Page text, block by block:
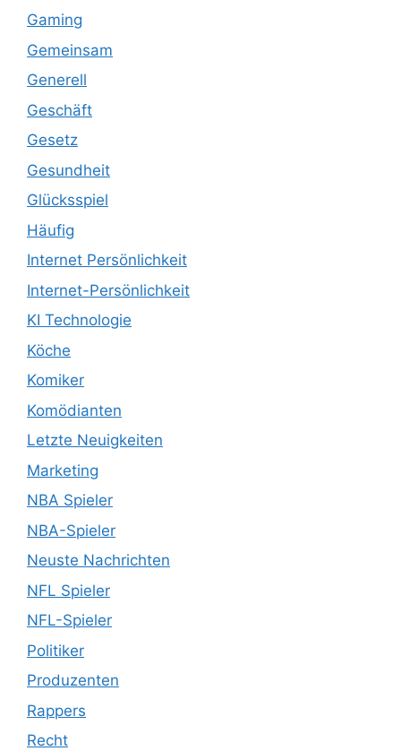
Gaming
Gemeinsam
Generell
Geschäft
Gesetz
Gesundheit
Glücksspiel
Häufig
Internet Persönlichkeit
Internet-Persönlichkeit
KI Technologie
Köche
Komiker
Komödianten
Letzte Neuigkeiten
Marketing
NBA Spieler
NBA-Spieler
Neuste Nachrichten
NFL Spieler
NFL-Spieler
Politiker
Produzenten
Rappers
Recht